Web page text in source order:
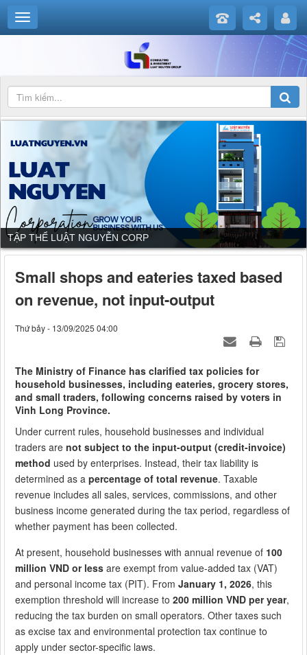
TẬP THỂ LUẬT NGUYỄN CORP
Small shops and eateries taxed based
on revenue, not input-output
Thứ bảy - 13/09/2025 04:00
The Ministry of Finance has clarified tax policies for
household businesses, including eateries, grocery stores,
and small traders, following concerns raised by voters in
Vinh Long Province.
Under current rules, household businesses and individual
traders are not subject to the input-output (credit-invoice)
method used by enterprises. Instead, their tax liability is
determined as a percentage of total revenue. Taxable
revenue includes all sales, services, commissions, and other
business income generated during the tax period, regardless of
whether payment has been collected.
At present, household businesses with annual revenue of 100
million VND or less are exempt from value-added tax (VAT)
and personal income tax (PIT). From January 1, 2026, this
exemption threshold will increase to 200 million VND per year,
reducing the tax burden on small operators. Other taxes such
as excise tax and environmental protection tax continue to
apply under sector-specific laws.